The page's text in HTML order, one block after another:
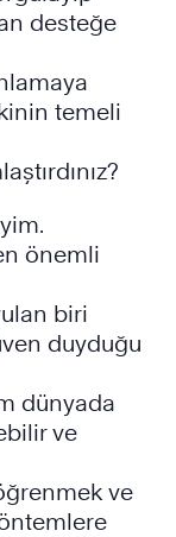
desteğe
temeli
önemli
biri
duyduğu
dünyada
ve
ve